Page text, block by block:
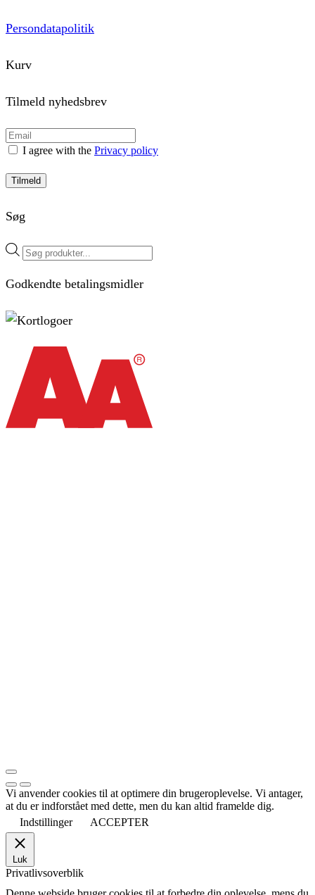
Persondatapolitik
Kurv
Tilmeld nyhedsbrev
I agree with the Privacy policy
Tilmeld
Søg
Products
search
Godkendte betalingsmidler
Vi anvender cookies til at optimere din brugeroplevelse. Vi antager,
at du er indforstået med dette, men du kan altid framelde dig.
Indstillinger
ACCEPTER
Luk
Privatlivsoverblik